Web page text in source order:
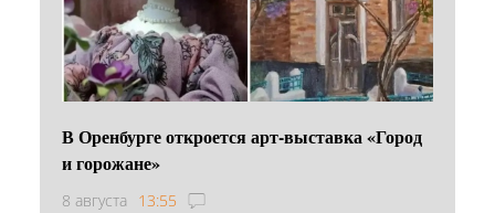
В Оренбурге откроется арт-выставка «Город
и горожане»
8 августа 13:55